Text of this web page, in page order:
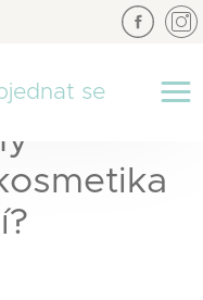
se
×